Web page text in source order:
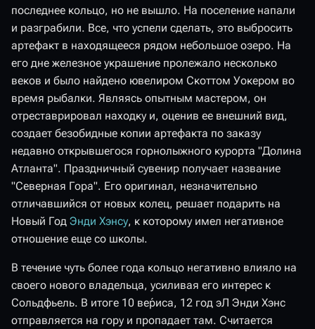
последнее кольцо, но не вышло. На поселение напали
и разграбили. Все, что успели сделать, это выбросить
артефакт в находящееся рядом небольшое озеро. На
его дне железное украшение пролежало несколько
веков и было найдено ювелиром Скоттом Уокером во
время рыбалки. Являясь опытным мастером, он
отреставрировал находку и, оценив ее внешний вид,
создает безобидные копии артефакта по заказу
недавно открывшегося горнолыжного курорта "Долина
Атланта". Праздничный сувенир получает название
"Северная Гора". Его оригинал, незначительно
отличавшийся от новых колец, решает подарить на
Новый Год Энди Хэнсу, к которому имел негативное
отношение еще со школы.
В течение чуть более года кольцо негативно влияло на
своего нового владельца, усиливая его интерес к
Сольдфьель. В итоге 10 ве́риса, 12 год эЛ Энди Хэнс
отправляется на гору и пропадает там. Считается